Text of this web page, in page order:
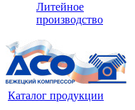
Литейное
производство
Каталог продукции